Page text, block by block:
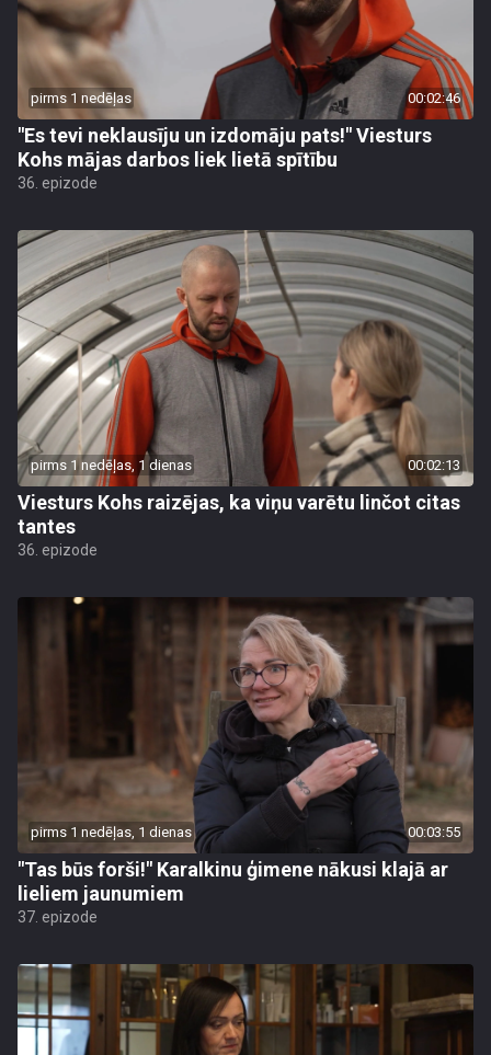
pirms 1 nedēļas 00:02:46
"Es tevi neklausīju un izdomāju pats!" Viesturs
Kohs mājas darbos liek lietā spītību
36. epizode
pirms 1 nedēļas, 1 dienas 00:02:13
Viesturs Kohs raizējas, ka viņu varētu linčot citas
tantes
36. epizode
pirms 1 nedēļas, 1 dienas 00:03:55
"Tas būs forši!" Karalkinu ģimene nākusi klajā ar
lieliem jaunumiem
37. epizode